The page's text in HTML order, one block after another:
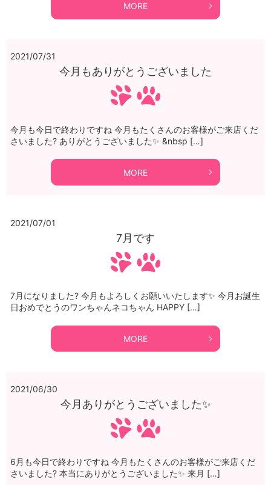
MORE
2021/07/31
今月もありがとうございました
今月も今日で終わりですね 今月もたくさんのお客様がご来店くだ
さいました? ありがとうございました✨ &nbsp […]
MORE
2021/07/01
7月です
7月になりました? 今月もよろしくお願いいたします✨ 今月お誕生
日おめでとうのワンちゃんネコちゃん HAPPY […]
MORE
2021/06/30
今月ありがとうございました✨
6月も今日で終わりですね 今月もたくさんのお客様がご来店くだ
さいました? 本当にありがとうございました✨ 来月 […]